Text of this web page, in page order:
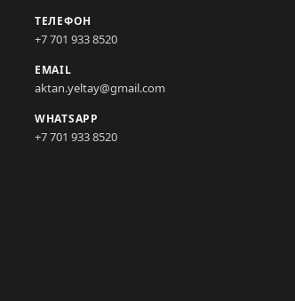
ТЕЛЕФОН
+7 701 933 8520
EMAIL
aktan.yeltay@gmail.com
WHATSAPP
+7 701 933 8520